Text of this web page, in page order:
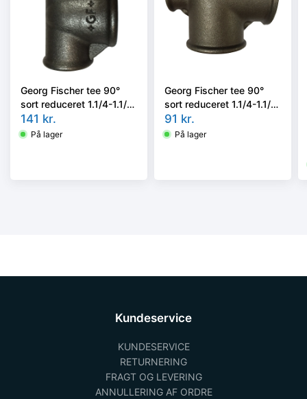
Georg Fischer tee 90°
sort reduceret 1.1/4-1.1/2-
1.1/4''
141 kr.
På lager
Georg Fischer tee 90°
sort reduceret 1.1/4-1.1/4-
1''
91 kr.
På lager
Kundeservice
KUNDESERVICE
RETURNERING
FRAGT OG LEVERING
ANNULLERING AF ORDRE